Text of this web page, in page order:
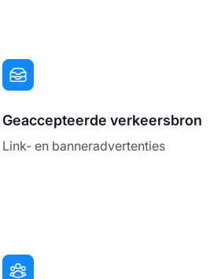
Geaccepteerde verkeersbron
Link- en banneradvertenties